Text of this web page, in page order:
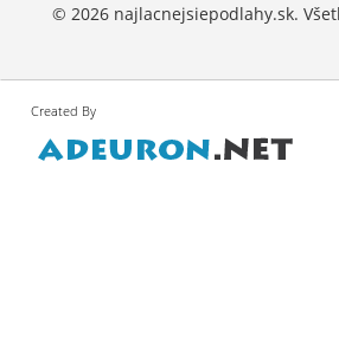
© 2026 najlacnejsiepodlahy.sk.
Created By